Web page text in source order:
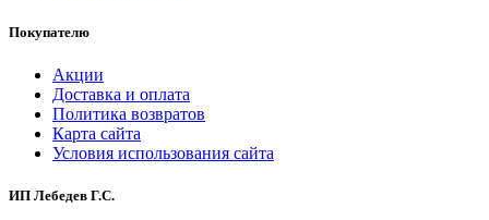
Покупателю
Акции
Доставка и оплата
Политика возвратов
Карта сайта
Условия использования сайта
ИП Лебедев Г.С.